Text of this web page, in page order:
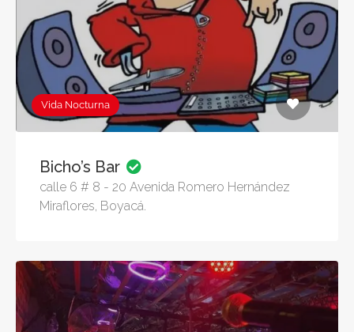
Vida Nocturna
Bicho’s Bar
calle 6 # 8 - 20 Avenida Romero Hernández
Miraflores, Boyacá.